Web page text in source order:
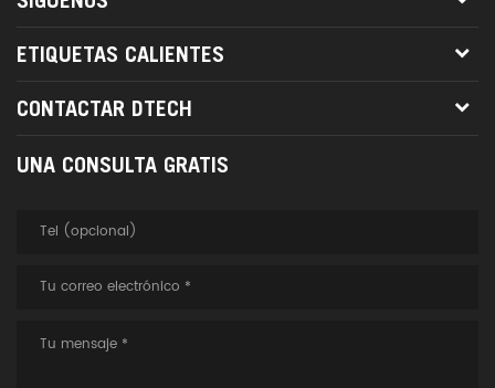
ETIQUETAS CALIENTES
CONTACTAR DTECH
UNA CONSULTA GRATIS